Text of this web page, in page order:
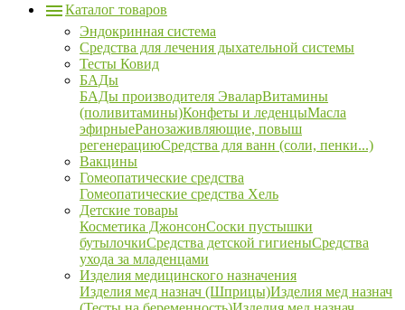
Каталог товаров
Эндокринная система
Средства для лечения дыхательной системы
Тесты Ковид
БАДы
БАДы производителя ЭваларВитамины
(поливитамины)Конфеты и леденцыМасла
эфирныеРанозаживляющие, повыш
регенерациюСредства для ванн (соли, пенки...)
Вакцины
Гомеопатические средства
Гомеопатические средства Хель
Детские товары
Косметика ДжонсонСоски пустышки
бутылочкиСредства детской гигиеныСредства
ухода за младенцами
Изделия медицинского назначения
Изделия мед назнач (Шприцы)Изделия мед назнач